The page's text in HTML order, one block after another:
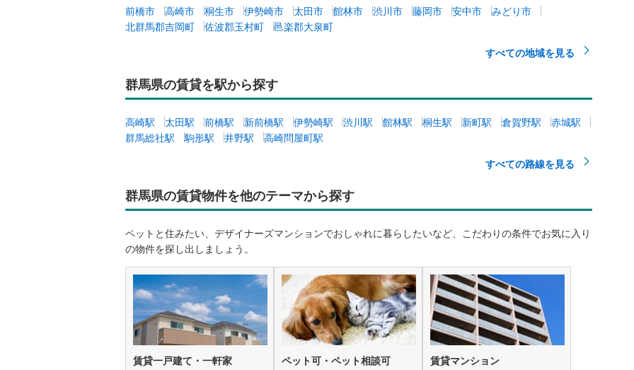
前橋市 高崎市 桐生市 伊勢崎市 太田市 館林市 渋川市 藤岡市 安中市
みどり市
北群馬郡吉岡町
佐波郡玉村町
邑楽郡大泉町
すべての地域を見る
群馬県の賃貸を駅から探す
高崎駅 太田駅 前橋駅 新前橋駅 伊勢崎駅 渋川駅 館林駅 桐生駅 新町駅 倉賀野駅
赤城駅
群馬総社駅
駒形駅 井野駅
高崎問屋町駅
すべての路線を見る
群馬県の賃貸物件を他のテーマから探す
ペットと住みたい、デザイナーズマンションでおしゃれに暮らしたいなど、こだわりの条件でお気に入り
の物件を探し出しましょう。
賃貸一戸建て・一軒家 ペット可・ペット相談可 賃貸マンション